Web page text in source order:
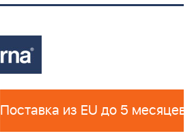
Поставка из EU до 5 месяцев